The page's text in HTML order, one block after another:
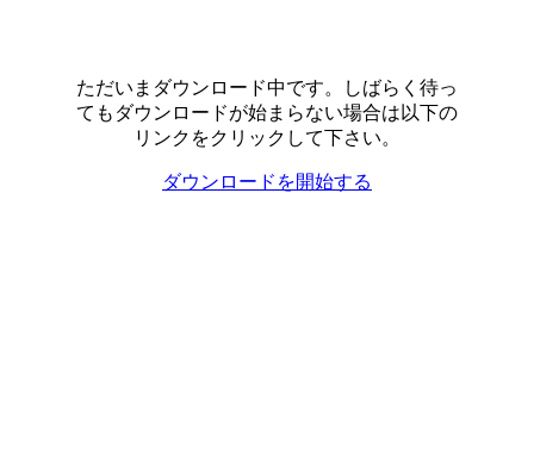
ただいまダウンロード中です。しばらく待っ
てもダウンロードが始まらない場合は以下の
リンクをクリックして下さい。
ダウンロードを開始する